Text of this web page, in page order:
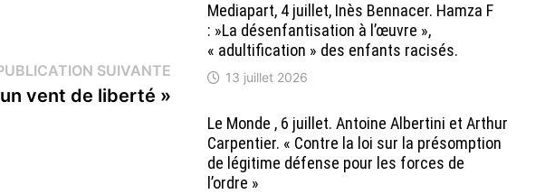
SUIVANTEPublication
suivante :
vent de liberté »
Mediapart, 4 juillet, Inès Bennacer. Hamza F
: »La désenfantisation à l’œuvre »,
« adultification » des enfants racisés.
13 juillet 2026
Le Monde , 6 juillet. Antoine Albertini et Arthur
Carpentier. « Contre la loi sur la présomption
de légitime défense pour les forces de
l’ordre »